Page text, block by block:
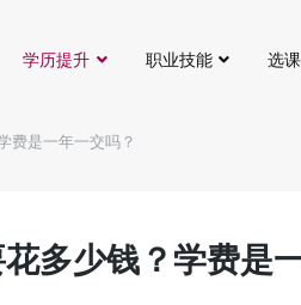
学历提升 职业技能 选
费是一年一交吗？
多少钱？学费是